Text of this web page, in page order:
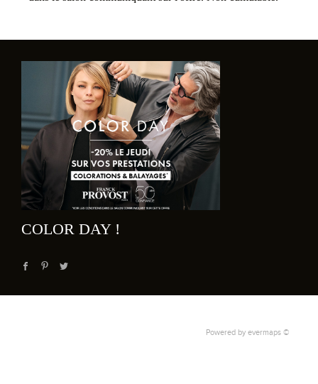
COLOR DAY !
Powered by evermaps ©